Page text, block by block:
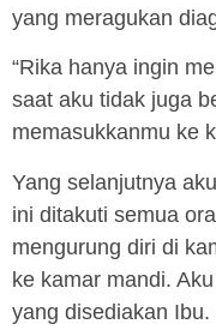
yang meragukan
“Rika hanya ingin
saat aku tidak juga
memasukkanmu ke
Yang selanjutnya
ini ditakuti semua
mengurung diri di
ke kamar mandi.
yang disediakan